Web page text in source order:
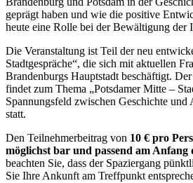
geprägt haben und wie die positive
heute eine Rolle bei der Bewältigung der
Die Veranstaltung ist Teil der neu
Stadtgespräche“, die sich mit aktuellen
Brandenburgs Hauptstadt beschäftigt.
findet zum Thema „Potsdamer Mitte –
Spannungsfeld zwischen Geschichte
statt.
Den Teilnehmerbeitrag von 10 € pro
möglichst bar und passend am Anfang
beachten Sie, dass der Spaziergang
Sie Ihre Ankunft am Treffpunkt